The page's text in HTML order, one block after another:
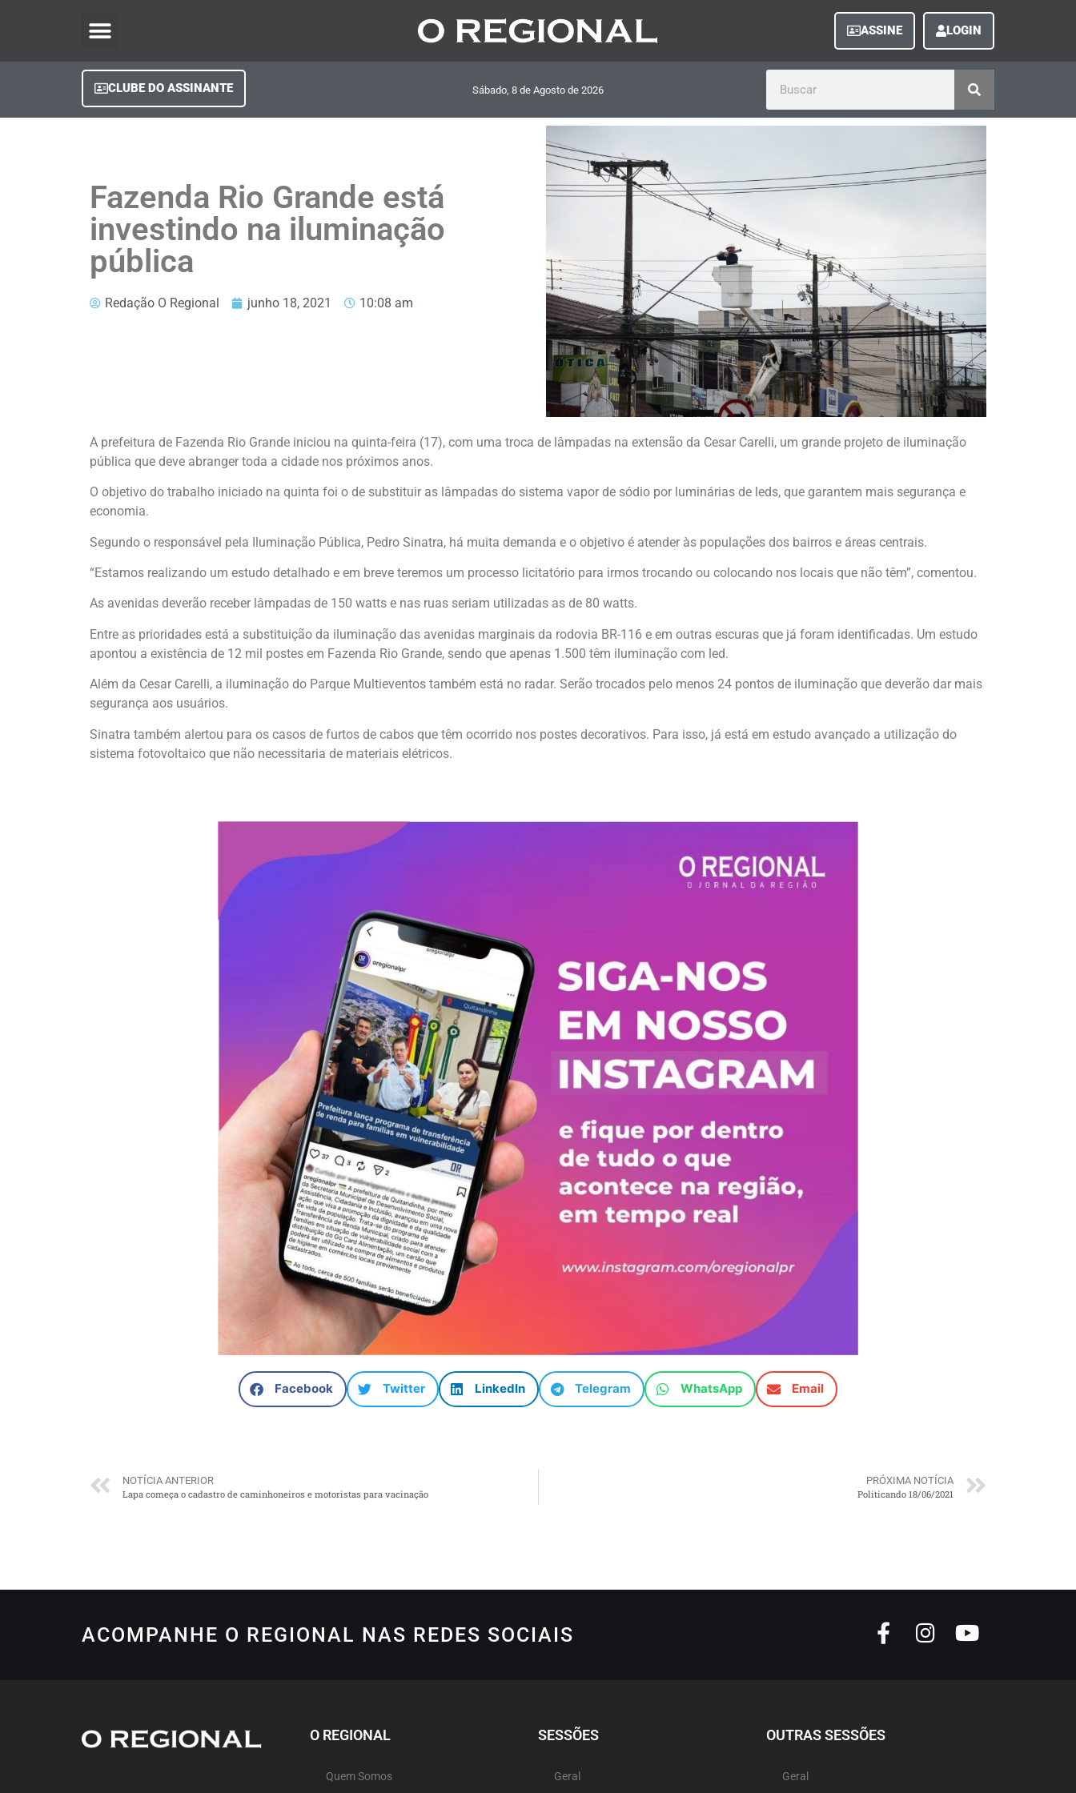
ASSINE LOGIN
CLUBE DO ASSINANTE Sábado, 8 de Agosto de 2026
Fazenda Rio Grande está
investindo na iluminação
pública
Redação O Regional junho 18, 2021 10:08 am
A prefeitura de Fazenda Rio Grande iniciou na quinta-feira (17), com uma troca de lâmpadas na extensão da Cesar Carelli, um grande projeto de iluminação
pública que deve abranger toda a cidade nos próximos anos.
O objetivo do trabalho iniciado na quinta foi o de substituir as lâmpadas do sistema vapor de sódio por luminárias de leds, que garantem mais segurança e
economia.
Segundo o responsável pela Iluminação Pública, Pedro Sinatra, há muita demanda e o objetivo é atender às populações dos bairros e áreas centrais.
“Estamos realizando um estudo detalhado e em breve teremos um processo licitatório para irmos trocando ou colocando nos locais que não têm”, comentou.
As avenidas deverão receber lâmpadas de 150 watts e nas ruas seriam utilizadas as de 80 watts.
Entre as prioridades está a substituição da iluminação das avenidas marginais da rodovia BR-116 e em outras escuras que já foram identificadas. Um estudo
apontou a existência de 12 mil postes em Fazenda Rio Grande, sendo que apenas 1.500 têm iluminação com led.
Além da Cesar Carelli, a iluminação do Parque Multieventos também está no radar. Serão trocados pelo menos 24 pontos de iluminação que deverão dar mais
segurança aos usuários.
Sinatra também alertou para os casos de furtos de cabos que têm ocorrido nos postes decorativos. Para isso, já está em estudo avançado a utilização do
sistema fotovoltaico que não necessitaria de materiais elétricos.
Facebook Twitter LinkedIn Telegram WhatsApp Email
NOTÍCIA ANTERIOR
Lapa começa o cadastro de caminhoneiros e motoristas para vacinação
PRÓXIMA NOTÍCIA
Politicando 18/06/2021
ACOMPANHE O REGIONAL NAS REDES SOCIAIS
O REGIONAL
Quem Somos
SESSÕES
Geral
OUTRAS SESSÕES
Geral